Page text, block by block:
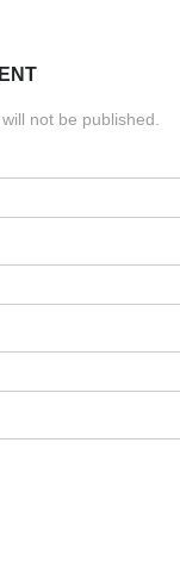
not be published.